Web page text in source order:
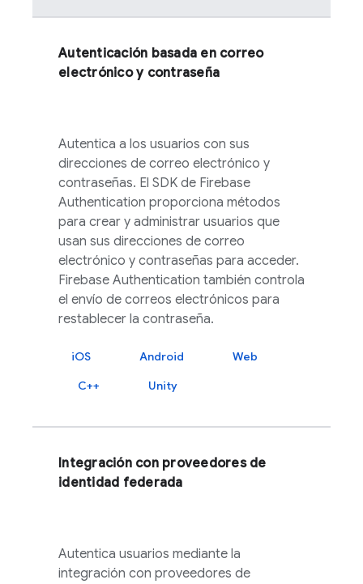
Autenticación basada en correo
electrónico y contraseña
Autentica a los usuarios con sus
direcciones de correo electrónico y
contraseñas. El SDK de Firebase
Authentication proporciona métodos
para crear y administrar usuarios que
usan sus direcciones de correo
electrónico y contraseñas para acceder.
Firebase Authentication también controla
el envío de correos electrónicos para
restablecer la contraseña.
iOS Android
Web
C++
Unity
Integración con proveedores de
identidad federada
Autentica usuarios mediante la
integración con proveedores de